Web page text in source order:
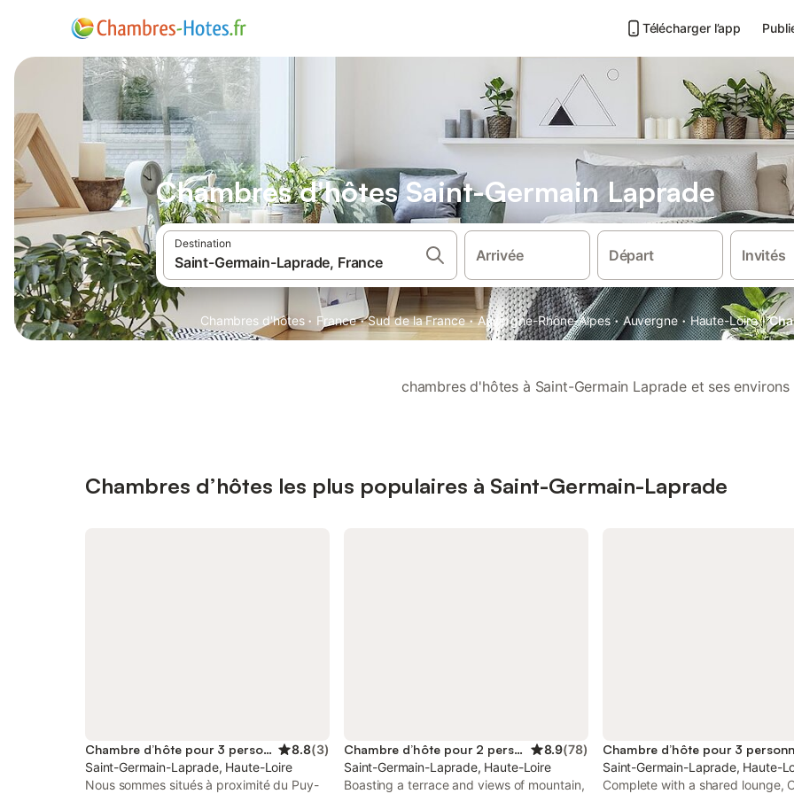
Télécharger l’app
Chambres d'hôtes Saint-Germain Laprade
Destination
Arrivée Départ Invités
Chambres d'hôtes · France · Sud de la France · Auvergne-Rhône-Alpes · Auvergne · Haute-Loire ·
chambres d'hôtes à Saint-Germain Laprade et ses environs
Chambres d’hôtes les plus populaires à Saint-Germain-Laprade
Chambre d’hôte pour 3 personnes 8.8(3)
Saint-Germain-Laprade, Haute-Loire
Nous sommes situés à proximité du Puy-
Chambre d’hôte pour 2 personnes 8.9(78)
Saint-Germain-Laprade, Haute-Loire
Boasting a terrace and views of mountain,
Chambre d’hôte pour 3
Saint-Germain-Laprade, Haute-
Complete with a shared lounge,